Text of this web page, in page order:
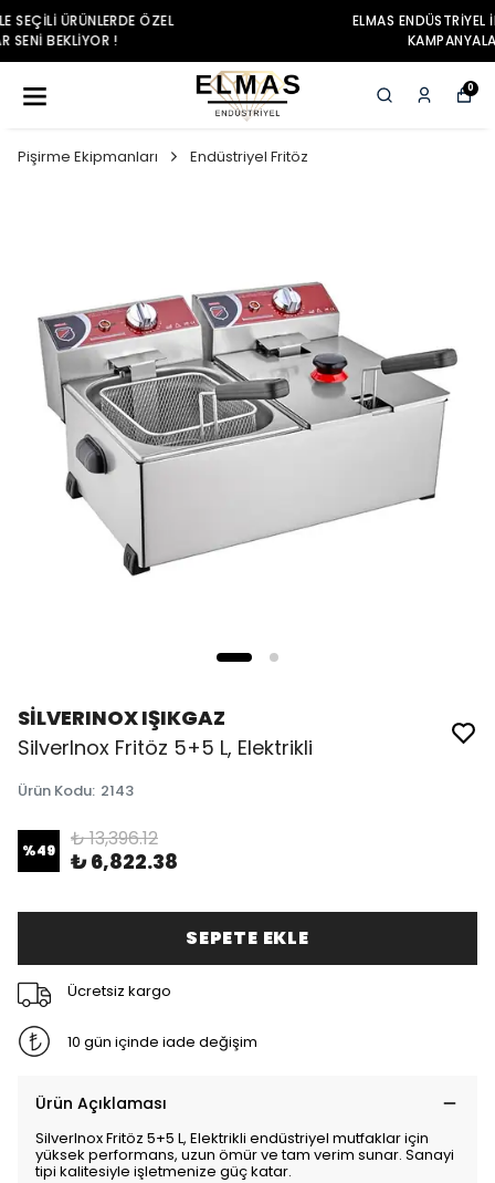
ELMAS ENDÜSTRIYEL ILE SEÇILI ÜRÜNLERDE ÖZEL
0
Pişirme Ekipmanları Endüstriyel Fritöz
SİLVERINOX IŞIKGAZ
SilverInox Fritöz 5+5 L, Elektrikli
Ürün Kodu: 2143
%49 ₺ 13,396.12
₺ 6,822.38
SEPETE EKLE
Ücretsiz kargo
10 gün içinde iade değişim
Ürün Açıklaması
SilverInox Fritöz 5+5 L, Elektrikli endüstriyel mutfaklar için
yüksek performans, uzun ömür ve tam verim sunar. Sanayi
tipi kalitesiyle işletmenize güç katar.